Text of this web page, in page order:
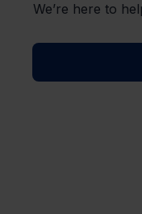
We’re here to